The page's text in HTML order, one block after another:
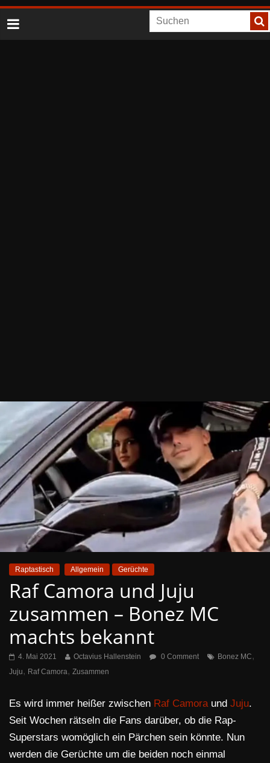
Raptastisch Allgemein Gerüchte
Raf Camora und Juju
zusammen – Bonez MC
machts bekannt
4. Mai 2021 Octavius Hallenstein 0 Comment Bonez MC,
Juju, Raf Camora, Zusammen
Es wird immer heißer zwischen Raf Camoraund Juju.
Seit Wochen rätseln die Fans darüber, ob die Rap-
Superstars womöglich ein Pärchen sein könnte. Nun
werden die Gerüchte um die beiden noch einmal